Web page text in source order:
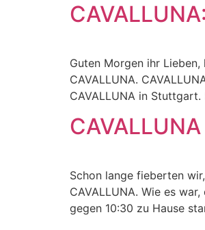
Guten Morgen ihr
CAVALLUNA.
CAVALLUNA in
Schon lange fieberten
CAVALLUNA. Wie es
gegen 10:30 zu Hause